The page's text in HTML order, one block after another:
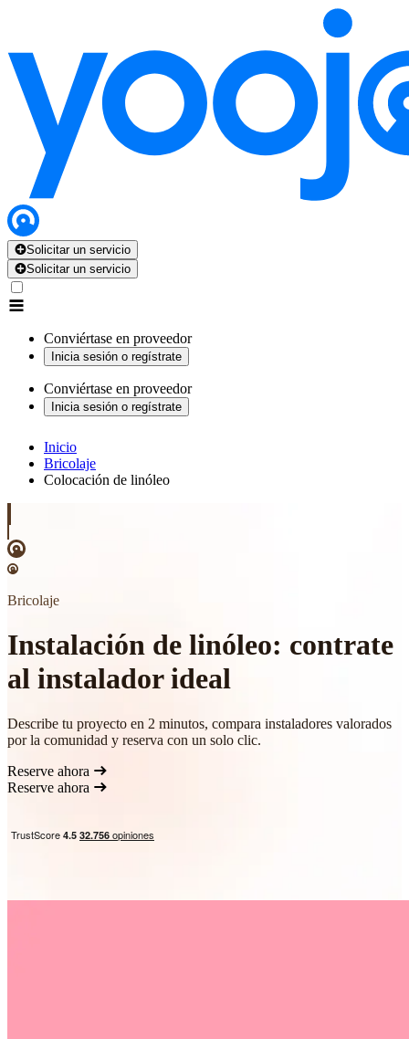
Solicitar un servicio
Solicitar un servicio
Conviértase en proveedor
Inicia sesión o regístrate
Conviértase en proveedor
Inicia sesión o regístrate
Inicio
Bricolaje
Colocación de linóleo
Bricolaje
Instalación de linóleo: contrate
al instalador ideal
Describe tu proyecto en 2 minutos, compara instaladores valorados
por la comunidad y reserva con un solo clic.
Reserve ahora
Reserve ahora